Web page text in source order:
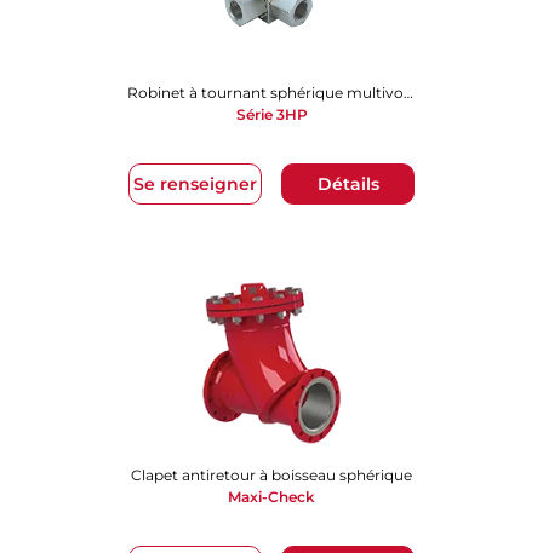
Se renseigner Détails
Robinet à tournant sphérique multivoies
Série 3HP
Clapet antiretour à boisseau sphérique
Maxi-Check